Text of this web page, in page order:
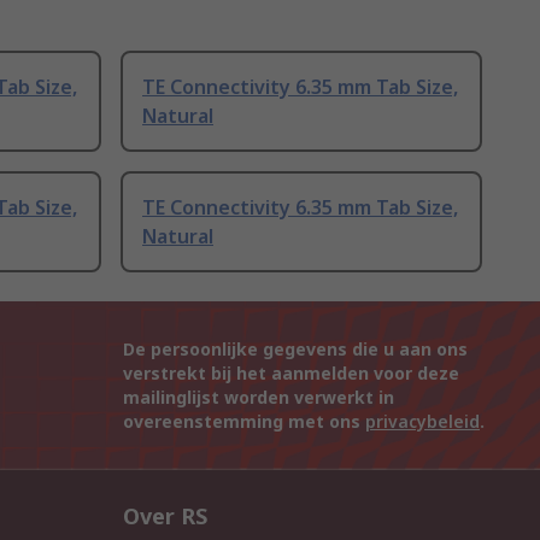
Size,
TE Connectivity 6.35 mm Tab Size,
Natural
Size,
TE Connectivity 6.35 mm Tab Size,
Natural
De persoonlijke gegevens die u aan ons
verstrekt bij het aanmelden voor deze
mailinglijst worden verwerkt in
overeenstemming met ons privacybeleid.
Over RS